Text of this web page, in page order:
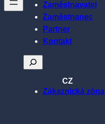
Zaměstnavatel
Zaměstnanec
Partner
Kontakt
Hledat
CZ
Zákaznická zóna